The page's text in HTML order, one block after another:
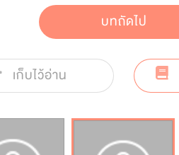
บทถัดไป
เก็บไว้อ่าน